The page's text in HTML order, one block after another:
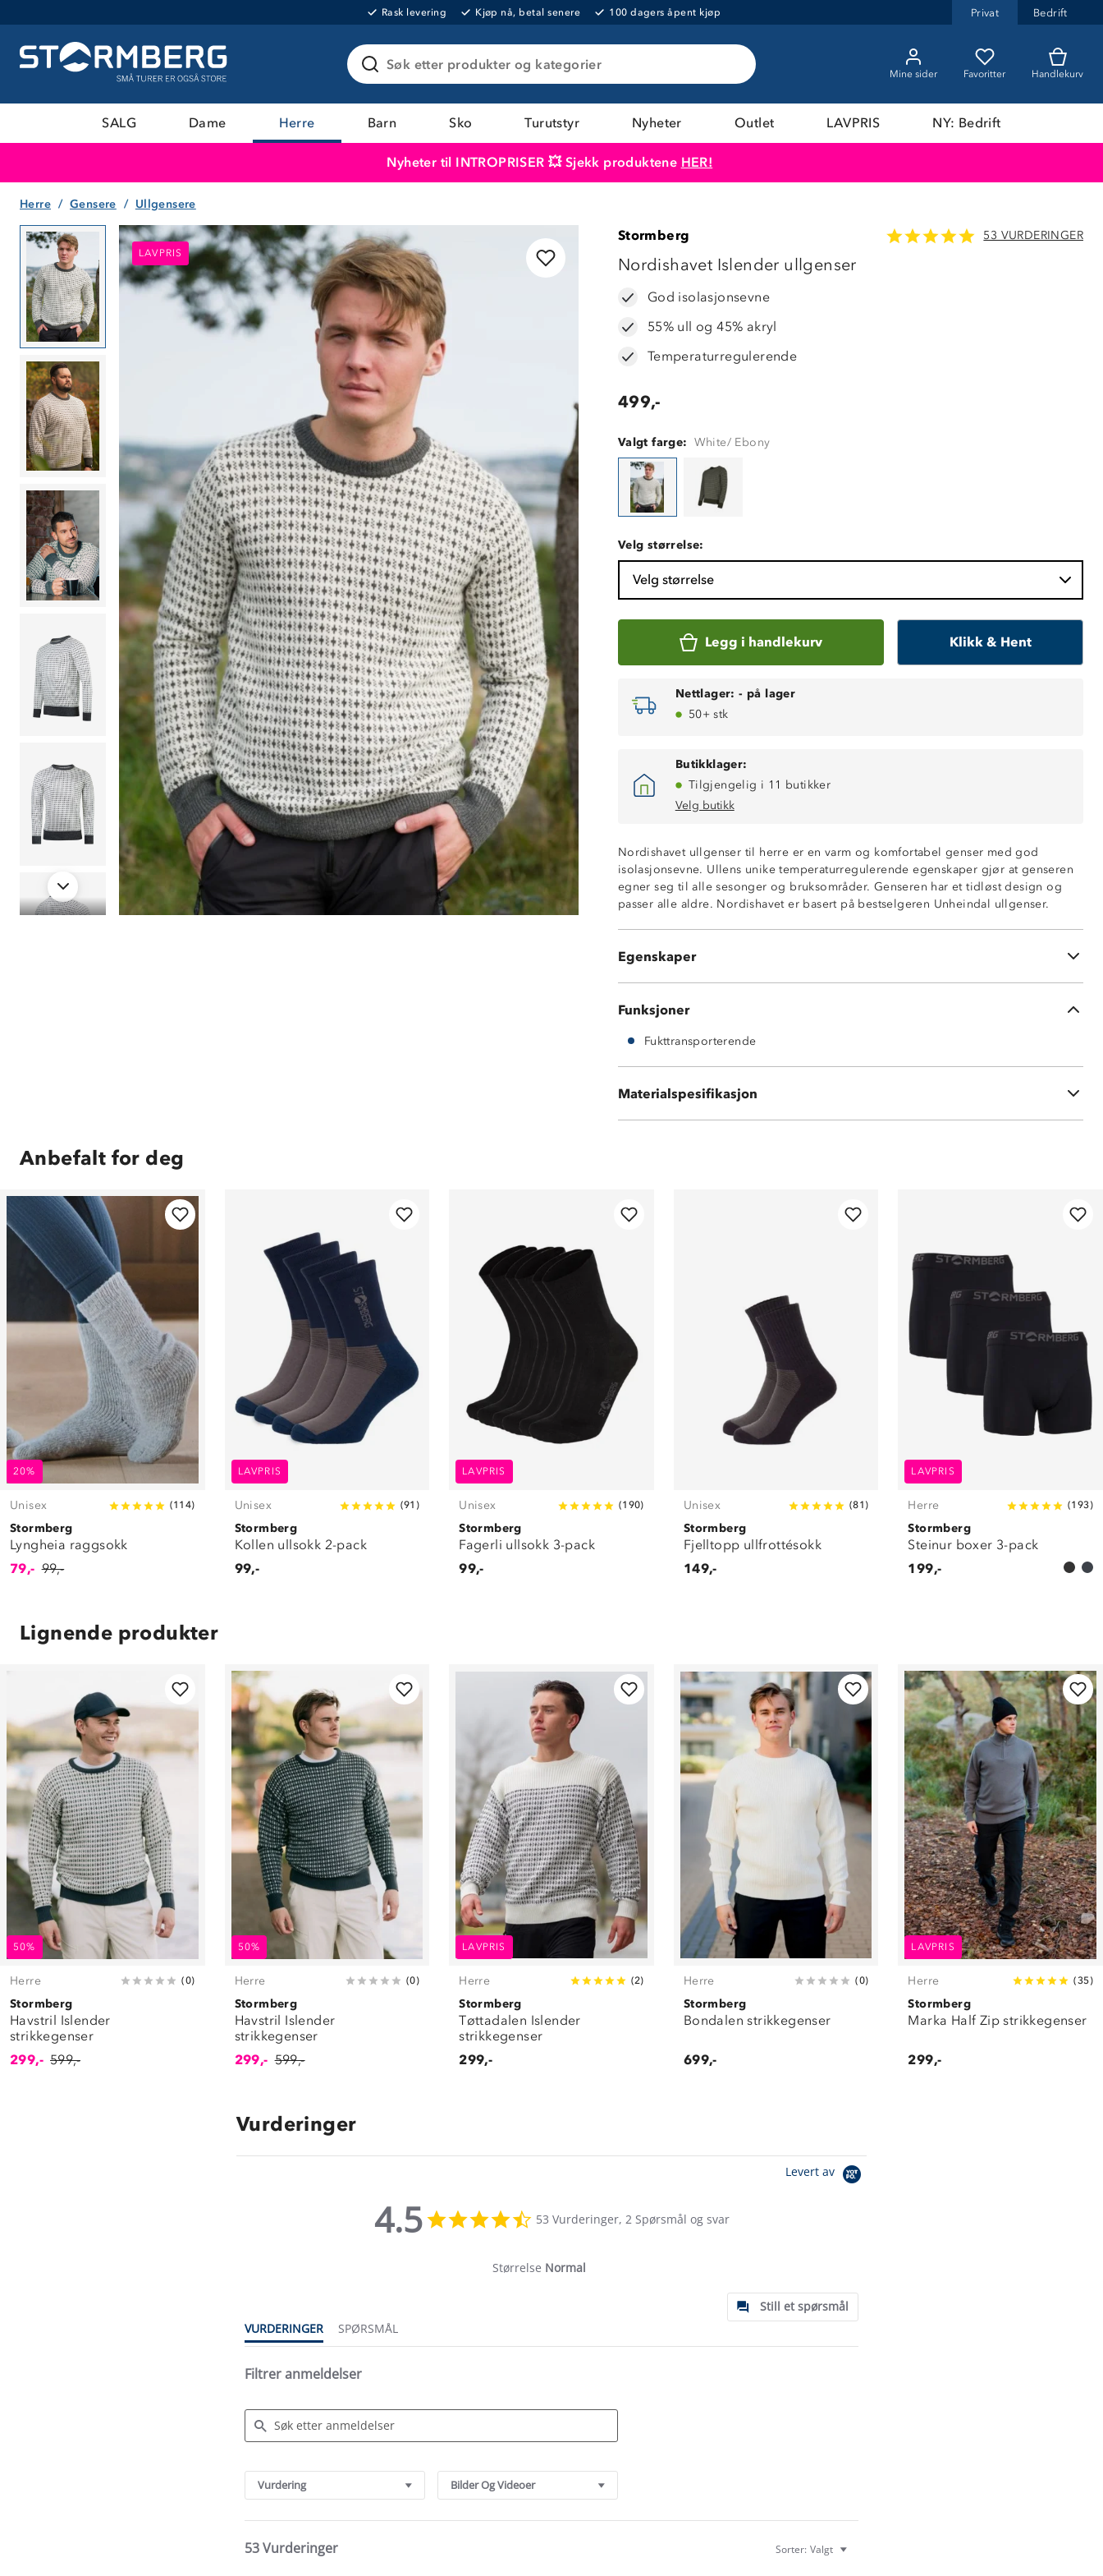
Rask levering Kjøp nå, betal senere 100 dagers åpent kjøp Privat Bedrift
Søk etter produkter og kategorier
Mine sider Favoritter Handlekurv
SALG Dame Herre Barn Sko Turutstyr Nyheter Outlet LAVPRIS NY: Bedrift
Nyheter til INTROPRISER 💥 Sjekk produktene HER!
Herre Gensere Ullgensere
LAVPRIS
LAVPRIS
Stormberg 53 VURDERINGER
Nordishavet Islender ullgenser
God isolasjonsevne
55% ull og 45% akryl
Temperaturregulerende
499,-
Valgt farge: White/ Ebony
Velg størrelse:
Velg størrelse
Legg i handlekurv Klikk & Hent
Nettlager: - på lager
50+ stk
Butikklager:
Tilgjengelig i 11 butikker
Velg butikk
Nordishavet ullgenser til herre er en varm og komfortabel genser med god
isolasjonsevne. Ullens unike temperaturregulerende egenskaper gjør at genseren
egner seg til alle sesonger og bruksområder. Genseren har et tidløst design og
passer alle aldre. Nordishavet er basert på bestselgeren Unheindal ullgenser.
Egenskaper
God isolasjonsevne
55% ull og 45% akryl
Temperaturregulerende
Slitesterk
Funksjoner
Fukttransporterende
Materialspesifikasjon
45 % akryl
Anbefalt for deg
20%
Unisex (114)
Stormberg
Lyngheia raggsokk
79,- 99,-
LAVPRIS
Unisex (91 )
Stormberg
Kollen ullsokk 2-pack
99,-
LAVPRIS
Unisex (190)
Stormberg
Fagerli ullsokk 3-pack
99,-
Unisex (81 )
Stormberg
Fjelltopp ullfrottésokk
149,-
LAVPRIS
Herre (193)
Stormberg
Steinur boxer 3-pack
199,-
Lignende produkter
50%
Herre (0)
Stormberg
Havstril Islender
strikkegenser
299,- 599,-
50%
Herre (0)
Stormberg
Havstril Islender
strikkegenser
299,- 599,-
LAVPRIS
Herre (2)
Stormberg
Tøttadalen Islender
strikkegenser
299,-
Herre (0)
Stormberg
Bondalen strikkegenser
699,-
LAVPRIS
Herre (35)
Stormberg
Marka Half Zip strikkegenser
299,-
Vurderinger
Levert av
4.5
star
53 Vurderinger, 2 Spørsmål og svar
Størrelse Normal
Still et spørsmål
VURDERINGER
SPØRSMÅL
Filtrer anmeldelser
Reviews
Vurdering Bilder Og Videoer
53 Vurderinger Sorter: Valgt